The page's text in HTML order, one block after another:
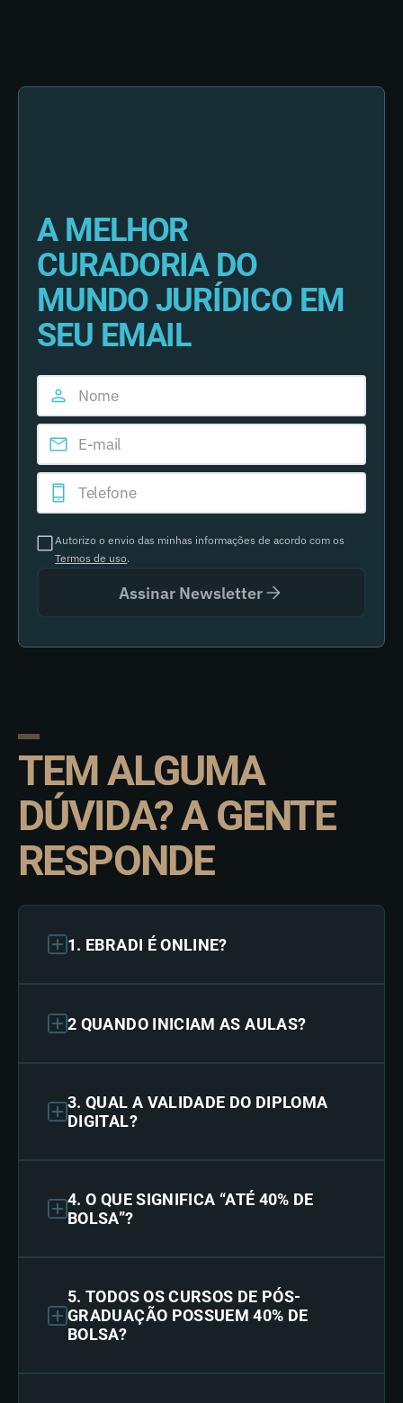
A MELHOR
CURADORIA DO
MUNDO JURÍDICO EM
SEU EMAIL
Autorizo o envio das minhas informações de acordo com os
Termos de uso.
Assinar Newsletter
TEM ALGUMA
DÚVIDA? A GENTE
RESPONDE
1. EBRADI É ONLINE?
2 QUANDO INICIAM AS AULAS?
3. QUAL A VALIDADE DO DIPLOMA
DIGITAL?
4. O QUE SIGNIFICA “ATÉ 40% DE
BOLSA”?
5. TODOS OS CURSOS DE PÓS-
GRADUAÇÃO POSSUEM 40% DE
BOLSA?